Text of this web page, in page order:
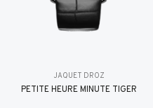
JAQUET DROZ
PETITE HEURE MINUTE TIGER